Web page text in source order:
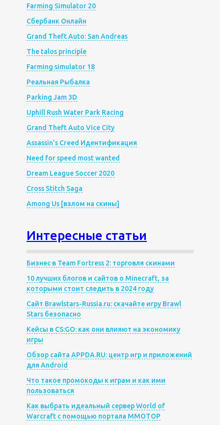
Farming Simulator 20
Сбербанк Онлайн
Grand Theft Auto: San Andreas
The talos principle
Farming simulator 18
Реальная Рыбалка
Parking Jam 3D
Uphill Rush Water Park Racing
Grand Theft Auto Vice City
Assassin’s Creed Идентификация
Need for speed most wanted
Dream League Soccer 2020
Cross Stitch Saga
Among Us [взлом на скины]
Интересные статьи
Бизнес в Team Fortress 2: торговля скинами
10 лучших блогов и сайтов о Minecraft, за
которыми стоит следить в 2024 году
Сайт Brawlstars-Russia.ru: скачайте игру Brawl
Stars безопасно
Кейсы в CS:GO: как они влияют на экономику
игры
Обзор сайта APPDA.RU: центр игр и приложений
для Android
Что такое промокоды к играм и как ими
пользоваться
Как выбрать идеальный сервер World of
Warcraft с помощью портала MMOTOP